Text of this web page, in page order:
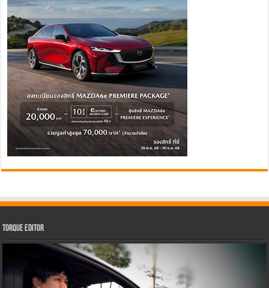
Torque Editor